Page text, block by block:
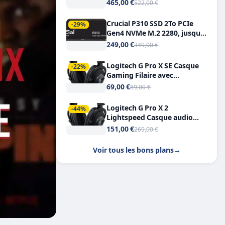
465,00 €522,00 €
-29%
Crucial P310 SSD 2To PCIe
Gen4 NVMe M.2 2280, jusqu’à
7.100 Mo/s
249,00 €349,00 €
-22%
Logitech G Pro X SE Casque
Gaming Filaire avec
Microphone Micro
7.1
69,00 €89,00 €
-44%
Logitech G Pro X 2
Lightspeed Casque audio
bluetooth
151,00 €269,00 €
Voir tous les bons plans→